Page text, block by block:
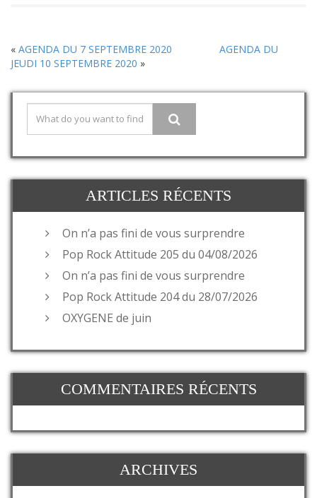
« AGENDA DU 7 SEPTEMBRE 2020
AGENDA DU
JEUDI 10 SEPTEMBRE 2020 »
ARTICLES RÉCENTS
On n’a pas fini de vous surprendre
Pop Rock Attitude 205 du 04/08/2026
On n’a pas fini de vous surprendre
Pop Rock Attitude 204 du 28/07/2026
OXYGENE de juin
COMMENTAIRES RÉCENTS
ARCHIVES